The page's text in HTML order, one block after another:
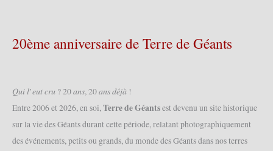
20ème anniversaire de Terre de Géants
𝑄𝑢𝑖 𝑙’𝑒𝑢𝑡 𝑐𝑟𝑢 ? 20 𝑎𝑛𝑠, 20 𝑎𝑛𝑠 𝑑𝑒́𝑗𝑎̀ !
Entre 2006 et 2026, en soi,Terre de Géantsest devenu un site historique
sur la vie des Géants durant cette période, relatant photographiquement
des événements, petits ou grands, du monde des Géants dans nos terres